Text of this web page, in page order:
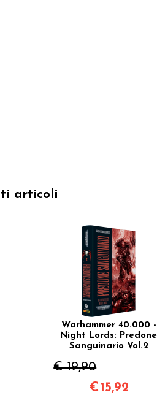
articoli
Warhammer 40.000 -
Night Lords: Predone
Sanguinario Vol.2
€ 19,90
€ 15,92